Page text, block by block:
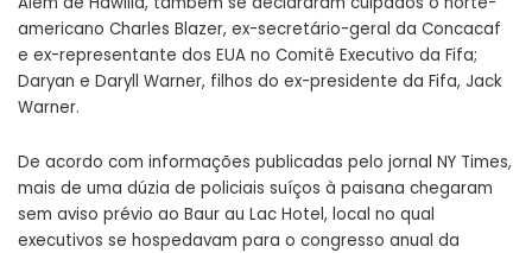
americano Charles Blazer, ex-secretário-geral da Concacaf
e ex-representante dos EUA no Comitê Executivo da Fifa;
Daryan e Daryll Warner, filhos do ex-presidente da Fifa, Jack
Warner.
De acordo com informações publicadas pelo jornal NY Times,
mais de uma dúzia de policiais suíços à paisana chegaram
sem aviso prévio ao Baur au Lac Hotel, local no qual
executivos se hospedavam para o congresso anual da